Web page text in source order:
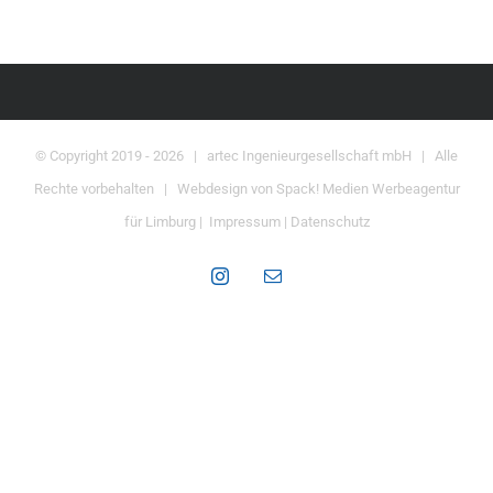
© Copyright 2019 - 2026 | artec Ingenieurgesellschaft mbH | Alle
Rechte vorbehalten | Webdesign von Spack! Medien Werbeagentur
für Limburg| Impressum| Datenschutz
Instagram
E-